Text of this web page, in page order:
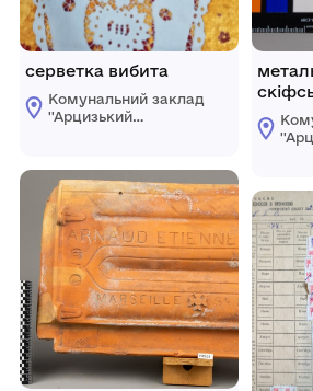
серветка вибита
Комунальний заклад
''Арцизький
Арцизької міської
ради